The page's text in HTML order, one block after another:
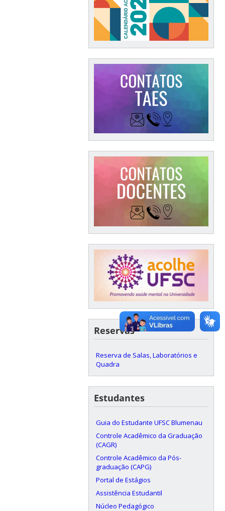
Reservas
Reserva de Salas, Laboratórios e
Quadra
Estudantes
Guia do Estudante UFSC Blumenau
Controle Acadêmico da Graduação
(CAGR)
Controle Acadêmico da Pós-
graduação (CAPG)
Portal de Estágios
Assistência Estudantil
Núcleo Pedagógico